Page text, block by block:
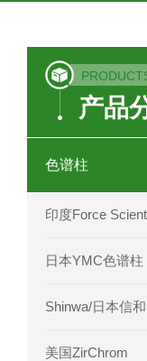
产品
色谱柱
印度Force
日本YMC色谱柱
Shinwa/日本信和
美国ZirChrom